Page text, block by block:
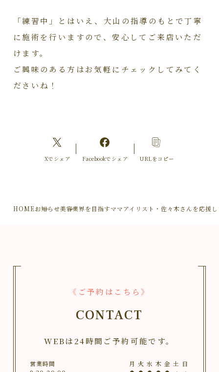
「練習中」とはいえ、大山の指導のもとで丁寧
に施術を行いますので、安心してご来店いただ
けます。
ご興味のある方はお気軽にチェックしてみてく
ださいね！
Xでシェア Facebookでシェア URLをコピー
HOMEお知らせ美容業界を目指すママアイリスト・佐々木さんを応援
《ご予約はこちら》
CONTACT
WEBは24時間ご予約可能です。
営業時間 月 火 水 木 金 土 日